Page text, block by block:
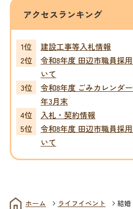
アクセスランキング
建設工事等入札情報
令和8年度 田辺市職員採
いて
令和8年度 ごみカレンダ
年3月末
入札・契約情報
令和8年度 田辺市職員採
いて
ホーム ライフイベント 結婚